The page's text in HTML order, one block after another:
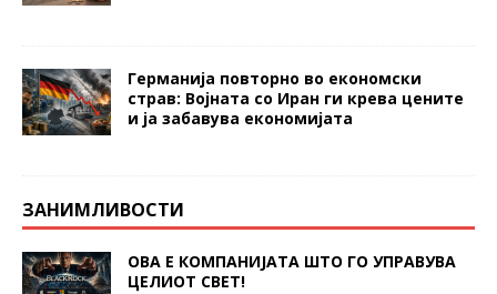
Германија повторно во економски
страв: Војната со Иран ги крева цените
и ја забавува економијата
ЗАНИМЛИВОСТИ
ОВА Е КОМПАНИЈАТА ШТО ГО УПРАВУВА
ЦЕЛИОТ СВЕТ!